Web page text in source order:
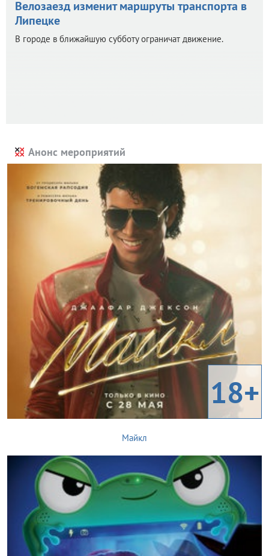
Велозаезд изменит маршруты транспорта в
Липецке
В городе в ближайшую субботу ограничат движение.
Анонс мероприятий
18+
Майкл